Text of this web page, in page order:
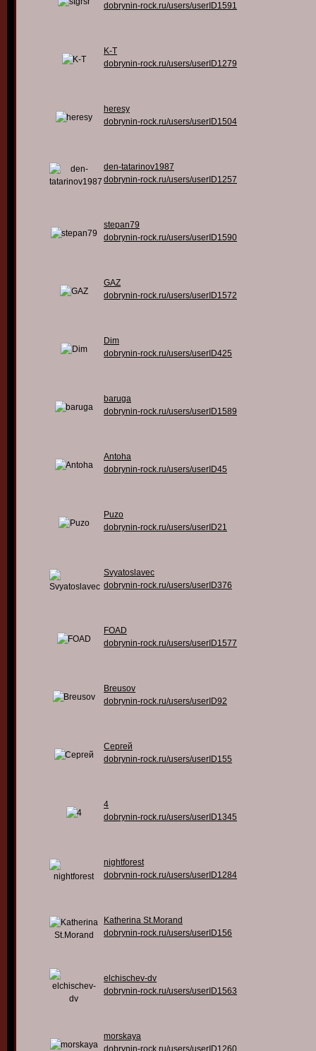
dobrynin-rock.ru/users/userID1591
K-T
dobrynin-rock.ru/users/userID1279
heresy
dobrynin-rock.ru/users/userID1504
den-tatarinov1987
dobrynin-rock.ru/users/userID1257
stepan79
dobrynin-rock.ru/users/userID1590
GAZ
dobrynin-rock.ru/users/userID1572
Dim
dobrynin-rock.ru/users/userID425
baruga
dobrynin-rock.ru/users/userID1589
Antoha
dobrynin-rock.ru/users/userID45
Puzo
dobrynin-rock.ru/users/userID21
Svyatoslavec
dobrynin-rock.ru/users/userID376
FOAD
dobrynin-rock.ru/users/userID1577
Breusov
dobrynin-rock.ru/users/userID92
Сергей
dobrynin-rock.ru/users/userID155
4
dobrynin-rock.ru/users/userID1345
nightforest
dobrynin-rock.ru/users/userID1284
Katherina St.Morand
dobrynin-rock.ru/users/userID156
elchischev-dv
dobrynin-rock.ru/users/userID1563
morskaya
dobrynin-rock.ru/users/userID1260